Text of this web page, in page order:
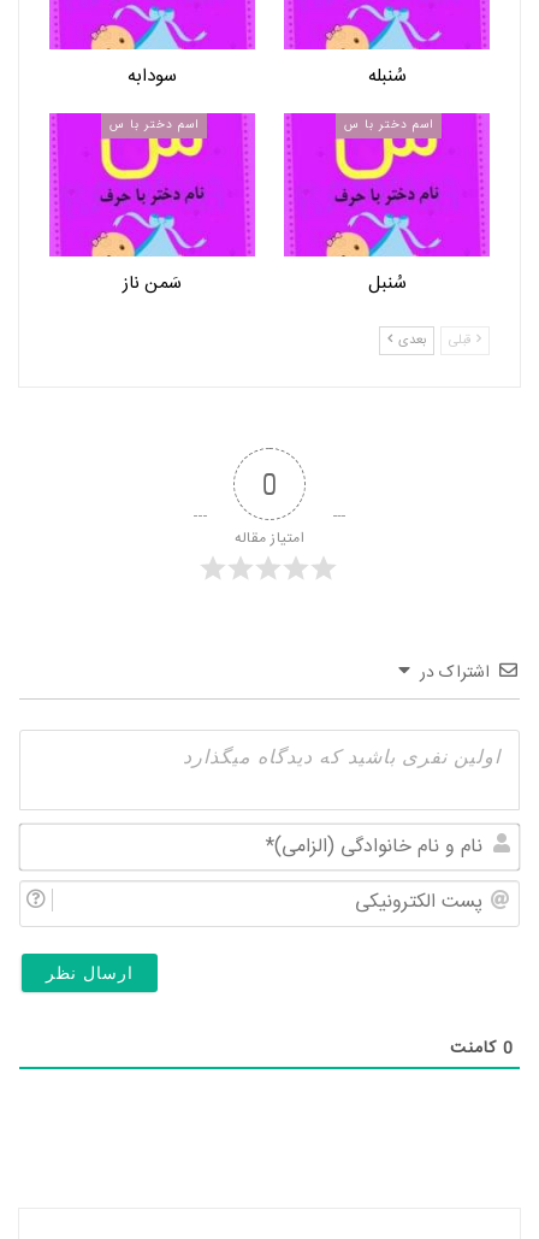
سُنبله سودابه
اسم دختر با س
سُنبل
اسم دختر با س
سَمن ناز
قبلی بعدی
0
امتیاز مقاله
اشتراک در
و
0 کامنت